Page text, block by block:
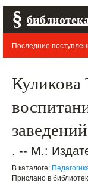
§
Последние
заведений
. -- М.:
В каталоге:
Прислано в